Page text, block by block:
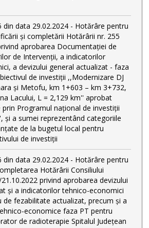
din data 29.02.2024 - Hotărâre pentru
şi completării Hotărârii nr. 255
aprobarea Documentației de
de Intervenții, a indicatorilor
a devizului general actualizat - faza
de investiţii ,,Modernizare DJ
și Metofu, km 1+603 – km 3+732,
Lacului, L = 2,129 km'' aprobat
Programul național de investiții
și a sumei reprezentând categoriile
de la bugetul local pentru
de investiții
din data 29.02.2024 - Hotărâre pentru
Hotărârii Consiliului
privind aprobarea devizului
și a indicatorilor tehnico-economici
de fezabilitate actualizat, precum și a
economice faza PT pentru
de radioterapie Spitalul Județean